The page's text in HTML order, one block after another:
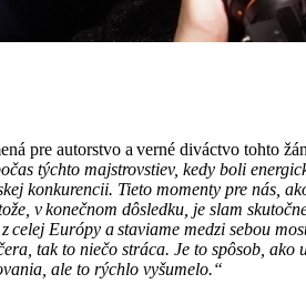
pre autorstvo a verné diváctvo tohto
týchto majstrovstiev, kedy boli
konkurencii. Tieto momenty pre nás,
v konečnom dôsledku, je slam
Európy a staviame medzi sebou
tak to niečo stráca. Je to spôsob,
ale to rýchlo vyšumelo.“